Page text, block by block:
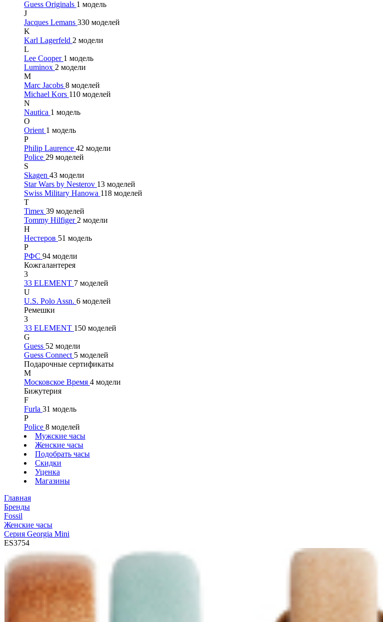
Guess Originals 1 модель
J
Jacques Lemans 330 моделей
K
Karl Lagerfeld 2 модели
L
Lee Cooper 1 модель
Luminox 2 модели
M
Marc Jacobs 8 моделей
Michael Kors 110 моделей
N
Nautica 1 модель
O
Orient 1 модель
P
Philip Laurence 42 модели
Police 29 моделей
S
Skagen 43 модели
Star Wars by Nesterov 13 моделей
Swiss Military Hanowa 118 моделей
T
Timex 39 моделей
Tommy Hilfiger 2 модели
Н
Нестеров 51 модель
Р
РФС 94 модели
Кожгалантерея
3
33 ELEMENT 7 моделей
U
U.S. Polo Assn. 6 моделей
Ремешки
3
33 ELEMENT 150 моделей
G
Guess 52 модели
Guess Connect 5 моделей
Подарочные сертификаты
М
Московское Время 4 модели
Бижутерия
F
Furla 31 модель
P
Police 8 моделей
Мужские часы
Женские часы
Подобрать часы
Скидки
Уценка
Магазины
Главная
Бренды
Fossil
Женские часы
Серия Georgia Mini
ES3754